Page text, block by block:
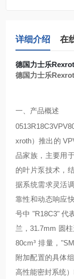
详细介绍 在
德国力士乐
德国力士乐
一、产品概述
xroth）推出的
品家族，主要用
的叶片泵技术，
据系统需求灵活
靠性和动态响应
号中 "R18C3" 代
兰，31.7mm 圆
80cm³ 排量，
附加配置的具体
高性能密封系统）